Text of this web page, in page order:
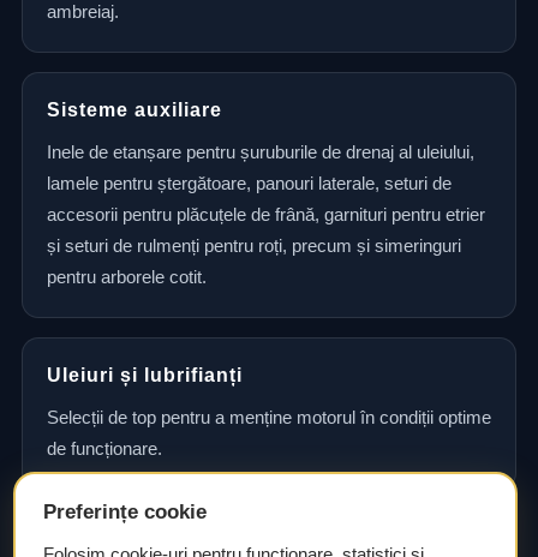
ambreiaj.
Sisteme auxiliare
Inele de etanșare pentru șuruburile de drenaj al uleiului,
lamele pentru ștergătoare, panouri laterale, seturi de
accesorii pentru plăcuțele de frână, garnituri pentru etrier
și seturi de rulmenți pentru roți, precum și simeringuri
pentru arborele cotit.
Uleiuri și lubrifianți
Selecții de top pentru a menține motorul în condiții optime
de funcționare.
Consultanță și asistență tehnică
Preferințe cookie